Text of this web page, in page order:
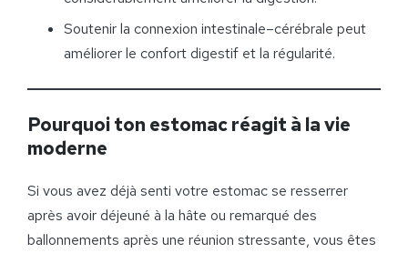
Soutenir la connexion intestinale–cérébrale peut
améliorer le confort digestif et la régularité.
Pourquoi ton estomac réagit à la vie
moderne
Si vous avez déjà senti votre estomac se resserrer
après avoir déjeuné à la hâte ou remarqué des
ballonnements après une réunion stressante, vous êtes